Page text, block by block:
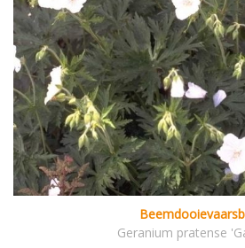
Geranium pratense